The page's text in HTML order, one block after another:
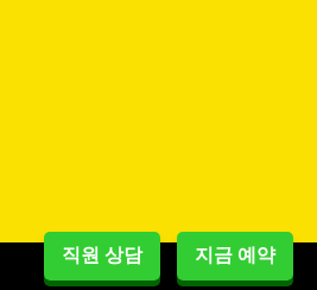
직원 상담 지금 예약